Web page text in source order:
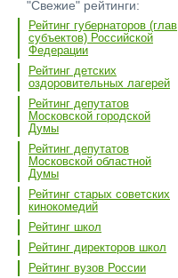
"Свежие" рейтинги:
Рейтинг губернаторов (глав
субъектов) Российской
Федерации
Рейтинг детских
оздоровительных лагерей
Рейтинг депутатов
Московской городской
Думы
Рейтинг депутатов
Московской областной
Думы
Рейтинг старых советских
кинокомедий
Рейтинг школ
Рейтинг директоров школ
Рейтинг вузов России